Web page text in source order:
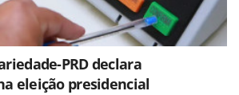
PRD declara
eleição presidencial